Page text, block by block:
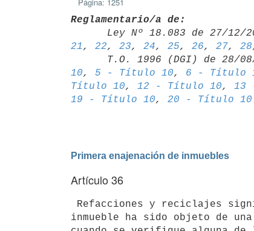
Reglamentario/a de:
Ley Nº 18.083 de 27/12/
21 , 22, 23, 24, 25, 26, 27, 28
T.O. 1996 (DGI) de
10, 5 - Título 10, 6 - Título
Título 10, 12 - Título 10, 13
19 - Título 10, 20 - Título 10
Primera enajenación de inmuebles
Artículo 36
inmueble ha sido objeto de